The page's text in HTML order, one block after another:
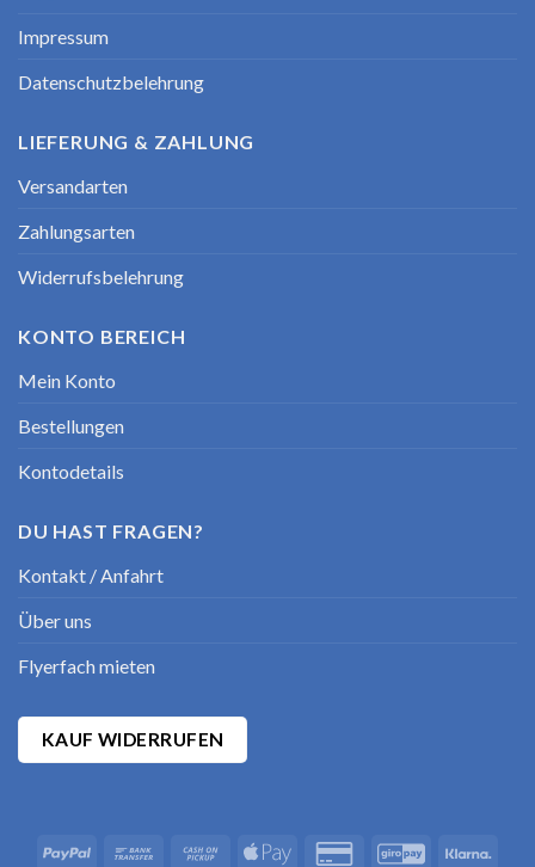
Impressum
Datenschutzbelehrung
LIEFERUNG & ZAHLUNG
Versandarten
Zahlungsarten
Widerrufsbelehrung
KONTO BEREICH
Mein Konto
Bestellungen
Kontodetails
DU HAST FRAGEN?
Kontakt / Anfahrt
Über uns
Flyerfach mieten
KAUF WIDERRUFEN